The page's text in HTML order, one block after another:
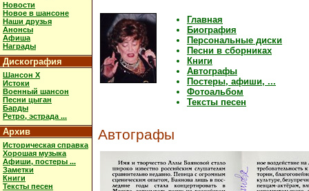
Новости
Новое в шансоне
Наши друзья
Анонсы
Афиша
Награды
Дискография
Шансон X
Истоки
Военный шансон
Песни цыган
Барды
Ретро, эстрада ...
Архив
Историческая справка
Хорошая музыка
Афиши, постеры ...
Заметки
Книги
Тексты песен
Главная
Биография
Персональные диски
Песни в сборниках
Книги
Автографы
Постеры, афиши, ...
Фотоальбом
Тексты песен
Автографы